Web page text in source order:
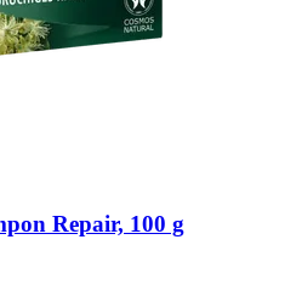
Repair, 100 g